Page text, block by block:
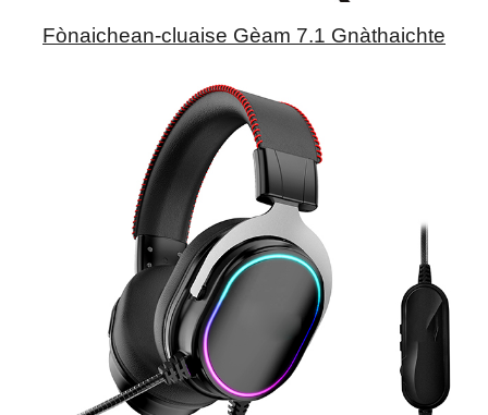
Fònaichean-cluaise Gèam 7.1 Gnàthaichte